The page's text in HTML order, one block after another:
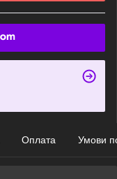
Оплата Умови